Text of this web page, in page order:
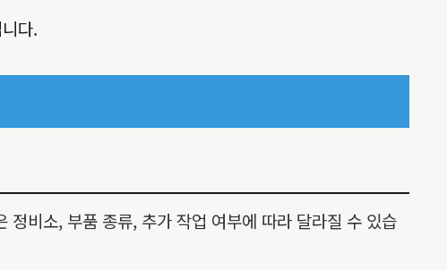
다.
비소, 부품 종류, 추가 작업 여부에 따라 달라질 수 있습